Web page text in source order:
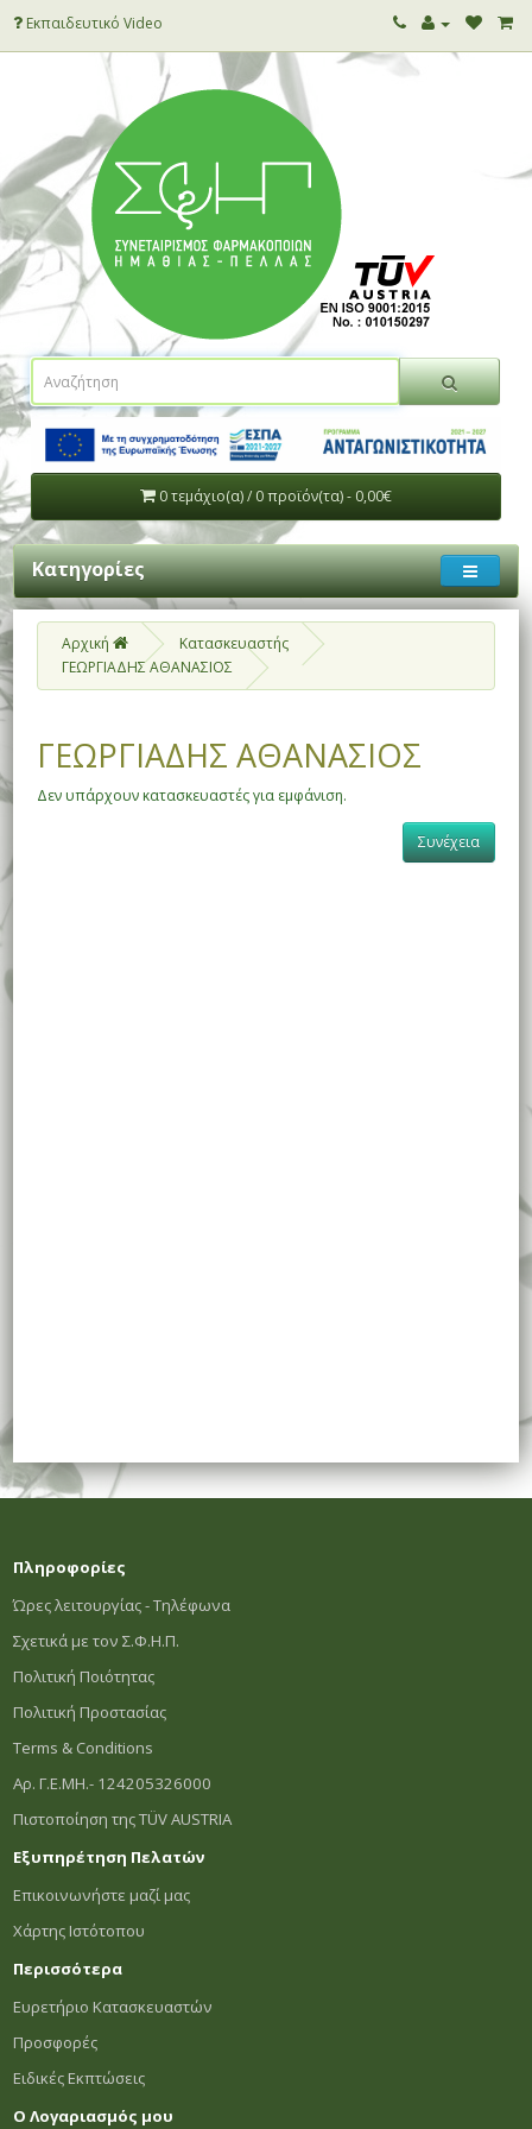
Εκπαιδευτικό Video
0 τεμάχιο(α) / 0 προϊόν(τα) - 0,00€
Κατηγορίες
Αρχική
Κατασκευαστής
ΓΕΩΡΓΙΑΔΗΣ ΑΘΑΝΑΣΙΟΣ
ΓΕΩΡΓΙΑΔΗΣ ΑΘΑΝΑΣΙΟΣ
Δεν υπάρχουν κατασκευαστές για εμφάνιση.
Συνέχεια
Πληροφορίες
Ώρες λειτουργίας - Τηλέφωνα
Σχετικά με τον Σ.Φ.Η.Π.
Πολιτική Ποιότητας
Πολιτική Προστασίας
Terms & Conditions
Αρ. Γ.Ε.ΜΗ.- 124205326000
Πιστοποίηση της TÜV AUSTRIA
Εξυπηρέτηση Πελατών
Επικοινωνήστε μαζί μας
Χάρτης Ιστότοπου
Περισσότερα
Ευρετήριο Κατασκευαστών
Προσφορές
Ειδικές Εκπτώσεις
Ο Λογαριασμός μου